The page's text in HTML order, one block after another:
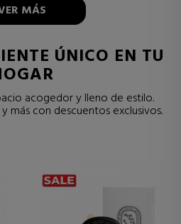
MÁS
ÚNICO EN TU
acogedor y lleno de estilo.
más con descuentos exclusivos.